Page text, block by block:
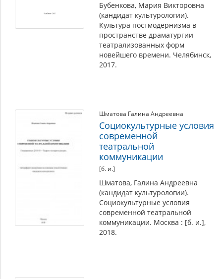
Бубенкова, Мария Викторовна
(кандидат культурологии).
Культура постмодернизма в
пространстве драматургии
театрализованных форм
новейшего времени. Челябинск,
2017.
Шматова Галина Андреевна
Социокультурные условия
современной
театральной
коммуникации
[б. и.]
Шматова, Галина Андреевна
(кандидат культурологии).
Социокультурные условия
современной театральной
коммуникации. Москва : [б. и.],
2018.